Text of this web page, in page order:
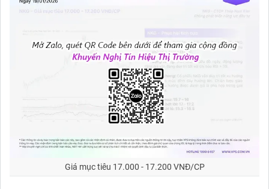
Giá mục tiêu 17.000 - 17.200 VNĐ/CP